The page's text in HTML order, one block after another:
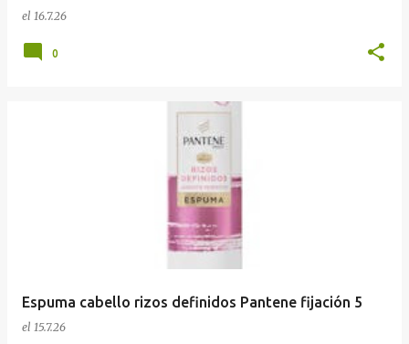
el 16.7.26
0
Espuma cabello rizos definidos Pantene fijación 5
el 15.7.26